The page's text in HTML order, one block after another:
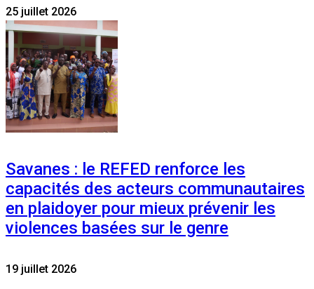
25 juillet 2026
Savanes : le REFED renforce les
capacités des acteurs communautaires
en plaidoyer pour mieux prévenir les
violences basées sur le genre
19 juillet 2026